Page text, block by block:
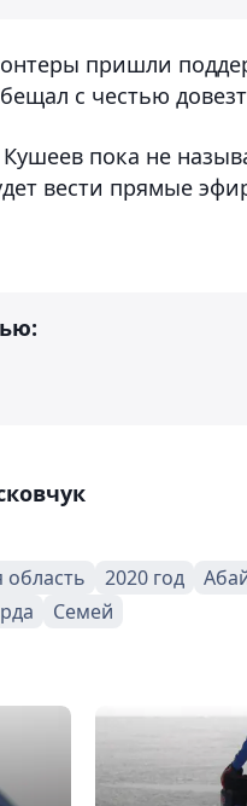
пришли
с честью
пока не
вести прямые
область 2020 год
Семей